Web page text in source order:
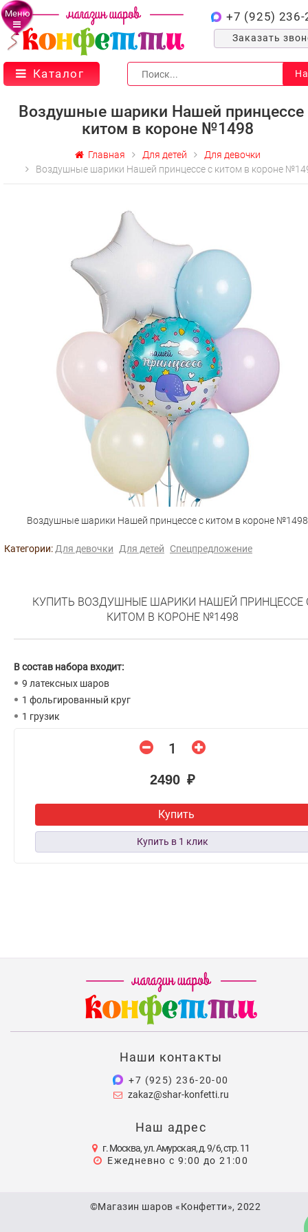
Меню +7 (925) 236-
Заказать
Каталог
Воздушные шарики Нашей принцессе
китом в короне №1498
Главная Для детей
Для девочки
Воздушные шарики Нашей принцессе с китом в короне
Воздушные шарики Нашей принцессе с китом в короне №1498
Категории: Для девочки Для детей Спецпредложение
КУПИТЬ ВОЗДУШНЫЕ ШАРИКИ НАШЕЙ ПРИНЦЕССЕ
КИТОМ В КОРОНЕ №1498
В состав набора входит:
9 латексных шаров
1 фольгированный круг
1 грузик
2490 ₽
Купить
Наши контакты
+7 (925) 236-20-00
zakaz@shar-konfetti.ru
Наш адрес
г. Москва, ул. Амурская, д. 9/6, стр. 11
Ежедневно с 9:00 до 21:00
©Магазин шаров «Конфетти», 2022